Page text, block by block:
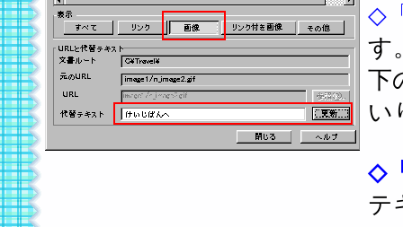
◇
す
下
い
◇
テ